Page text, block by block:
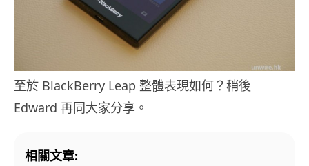
至於 BlackBerry Leap 整體表現如何？稍後
Edward 再同大家分享。
相關文章: